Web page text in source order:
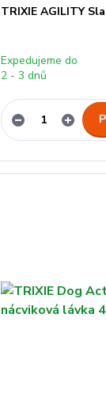
TRIXIE AGILITY
Expedujeme do
2 - 3 dnů